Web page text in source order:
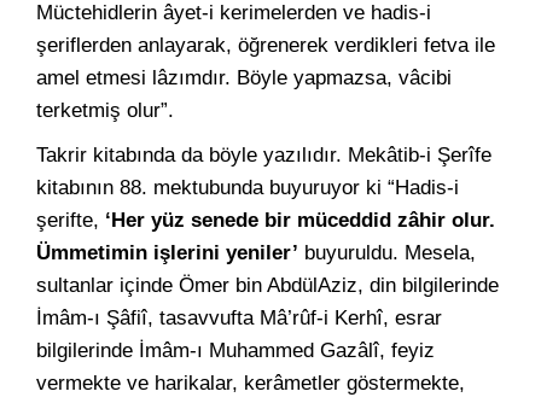
Müctehidlerin âyet-i kerimelerden ve hadis-i
şeriflerden anlayarak, öğrenerek verdikleri fetva ile
amel etmesi lâzımdır. Böyle yapmazsa, vâcibi
terketmiş olur”.
Takrir kitabında da böyle yazılıdır. Mekâtib-i Şerîfe
kitabının 88. mektubunda buyuruyor ki “Hadis-i
şerifte, ‘Her yüz senede bir müceddid zâhir olur.
Ümmetimin işlerini yeniler’ buyuruldu. Mesela,
sultanlar içinde Ömer bin AbdülAziz, din bilgilerinde
İmâm-ı Şâfiî, tasavvufta Mâ’rûf-i Kerhî, esrar
bilgilerinde İmâm-ı Muhammed Gazâlî, feyiz
vermekte ve harikalar, kerâmetler göstermekte,